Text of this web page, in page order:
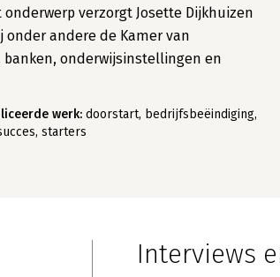
verzorgt Josette Dijkhuizen
onder andere de Kamer van
onderwijsinstellingen en
werk: doorstart, bedrijfsbeëindiging,
starters
Interviews